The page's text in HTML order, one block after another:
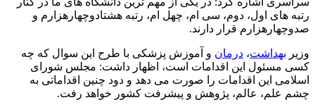
رتبه های اول، دوم، سی ام، چهل ام، رتبه هشتادوچهارهزارم و
صدوچهارهزارم قرار دارند.
وزیر بهداشت، درمان و آموزش پزشكی با طرح این سوال كه چه
كسی مسئول این اقدامات است، اظهار داشت: مجلس شورای
اسلامی این اقدامات را صورت می دهد و دود چنین اقداماتی به
چشم علم، عالم، پژوهش و پیشرفت كشور خواهد رفت.